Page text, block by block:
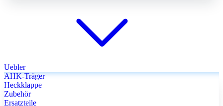
Uebler
AHK-Träger
Heckklappe
Zubehör
Ersatzteile